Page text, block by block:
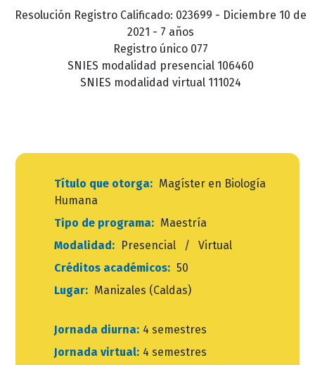
Resolución Registro Calificado: 023699 - Diciembre 10 de
2021 - 7 años
Registro único 077
SNIES modalidad presencial 106460
SNIES modalidad virtual 111024
Título que otorga:Magíster en Biología
Humana
Tipo de programa:Maestría
Modalidad:Presencial / Virtual
Créditos académicos:50
Lugar:Manizales (Caldas)
Jornada diurna:4 semestres
Jornada virtual:4 semestres